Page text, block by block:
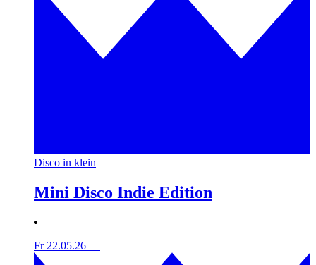
Disco in klein
Mini Disco Indie Edition
Fr 22.05.26 —